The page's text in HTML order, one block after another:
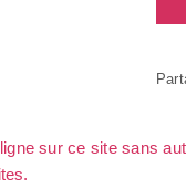
sur ce site sans